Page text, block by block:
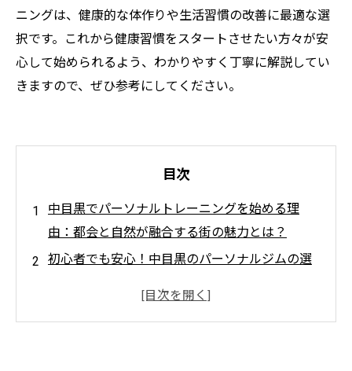
ニングは、健康的な体作りや生活習慣の改善に最適な選
択です。これから健康習慣をスタートさせたい方々が安
心して始められるよう、わかりやすく丁寧に解説してい
きますので、ぜひ参考にしてください。
目次
中目黒でパーソナルトレーニングを始める理
由：都会と自然が融合する街の魅力とは？
初心者でも安心！中目黒のパーソナルジムの選